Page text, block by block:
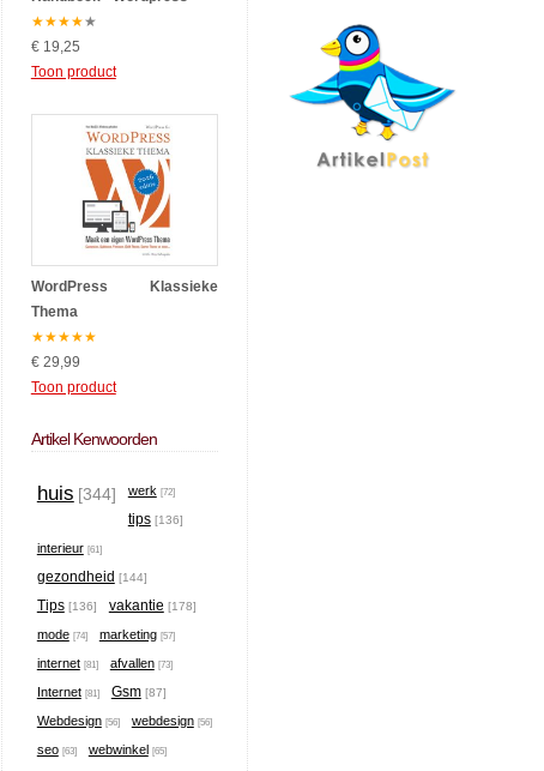
★★★★★
€ 19,25
Toon product
WordPress Klassieke
Thema
★★★★★
€ 29,99
Toon product
Artikel Kenwoorden
huis [344] werk [72]
tips [136]
interieur [61]
gezondheid [144]
Tips [136] vakantie [178]
mode [74] marketing [57]
internet [81] afvallen [73]
Internet [81] Gsm [87]
Webdesign [56] webdesign [56]
seo [63] webwinkel [65]